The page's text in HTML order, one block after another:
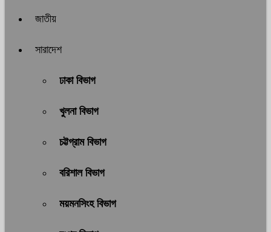
জাতীয়
সারাদেশ
ঢাকা বিভাগ
খুলনা বিভাগ
চট্টগ্রাম বিভাগ
বরিশাল বিভাগ
ময়মনসিংহ বিভাগ